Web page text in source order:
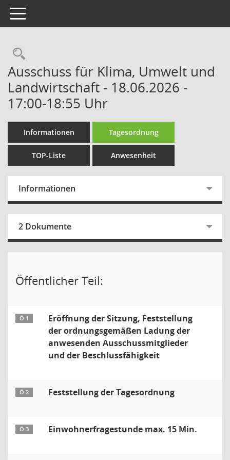
Toggle navigation
Rechercheauswahl
Ausschuss für Klima, Umwelt und
Landwirtschaft - 18.06.2026 -
17:00-18:55 Uhr
Informationen Tagesordnung
TOP-Liste Anwesenheit
Informationen
2 Dokumente
Öffentlicher Teil:
Ö 1
Eröffnung der Sitzung, Feststellung
der ordnungsgemäßen Ladung der
anwesenden Ausschussmitglieder
und der Beschlussfähigkeit
Ö 2 Feststellung der Tagesordnung
Ö 3 Einwohnerfragestunde max. 15 Min.